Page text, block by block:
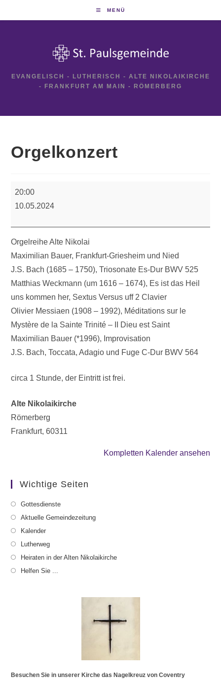
MENÜ
EVANGELISCH - LUTHERISCH - ALTE NIKOLAIKIRCHE
- FRANKFURT AM MAIN - RÖMERBERG
Orgelkonzert
20:00
10.05.2024
Orgelreihe Alte Nikolai
Maximilian Bauer, Frankfurt-Griesheim und Nied
J.S. Bach (1685 – 1750), Triosonate Es-Dur BWV 525
Matthias Weckmann (um 1616 – 1674), Es ist das Heil
uns kommen her, Sextus Versus uff 2 Clavier
Olivier Messiaen (1908 – 1992), Méditations sur le
Mystère de la Sainte Trinité – II Dieu est Saint
Maximilian Bauer (*1996), Improvisation
J.S. Bach, Toccata, Adagio und Fuge C-Dur BWV 564
circa 1 Stunde, der Eintritt ist frei.
Alte Nikolaikirche
Römerberg
Frankfurt,60311
Kompletten Kalender ansehen
Wichtige Seiten
Gottesdienste
Aktuelle Gemeindezeitung
Kalender
Lutherweg
Heiraten in der Alten Nikolaikirche
Helfen Sie ...
Besuchen Sie in unserer Kirche das Nagelkreuz von Coventry